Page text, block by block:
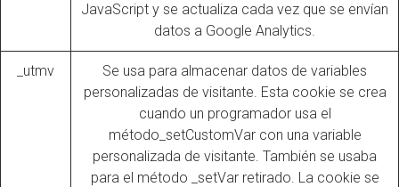
JavaScript y se actualiza cada vez que se envían
datos a Google Analytics.
_utmv
Se usa para almacenar datos de variables
personalizadas de visitante. Esta cookie se crea
cuando un programador usa el
método _setCustomVarcon una variable
personalizada de visitante. También se usaba
para el método _setVar retirado. La cookie se